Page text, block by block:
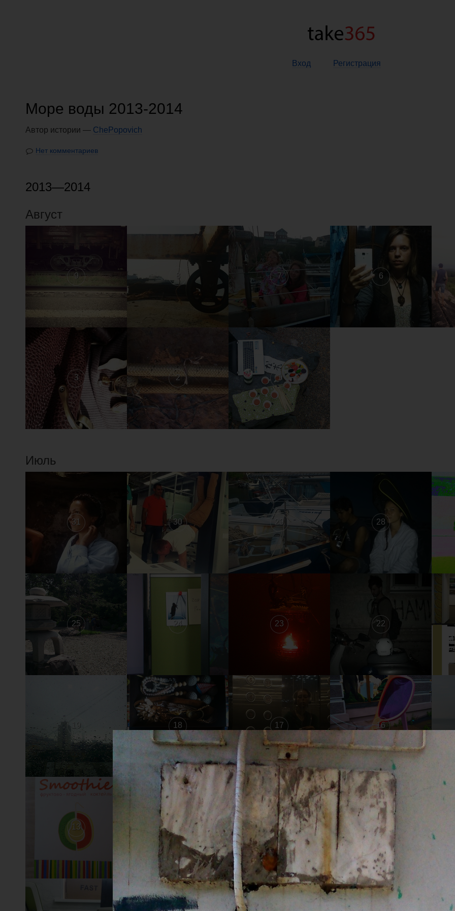
Вход Регистрация
Море воды 2013-2014
Автор истории — ChePopovich
Нет комментариев
2013—2014
Август
9 8 7 6
3 2 1
Июль
31 30 29 28
25 24 23 22
19 18 17 16
13 12 11 10